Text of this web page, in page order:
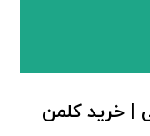
| خرید کلمن